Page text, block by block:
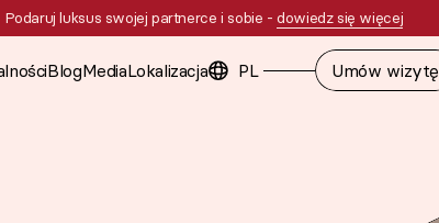
Podaruj luksus swojej partnerce i sobie -dowiedz się więcej
BlogMediaLokalizacja PL
Umów wizytę